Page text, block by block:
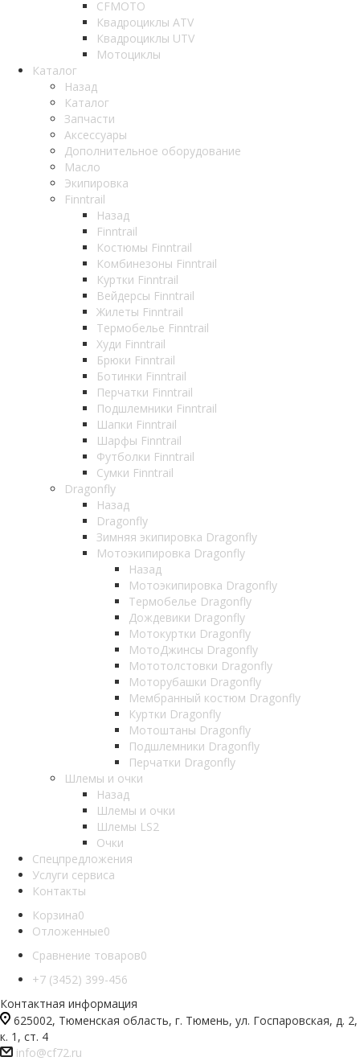
CFMOTO
Квадроциклы ATV
Квадроциклы UTV
Мотоциклы
Каталог
Назад
Каталог
Запчасти
Аксессуары
Дополнительное оборудование
Масло
Экипировка
Finntrail
Назад
Finntrail
Костюмы Finntrail
Комбинезоны Finntrail
Куртки Finntrail
Вейдерсы Finntrail
Жилеты Finntrail
Термобелье Finntrail
Худи Finntrail
Брюки Finntrail
Ботинки Finntrail
Перчатки Finntrail
Подшлемники Finntrail
Шапки Finntrail
Шарфы Finntrail
Футболки Finntrail
Сумки Finntrail
Dragonfly
Назад
Dragonfly
Зимняя экипировка Dragonfly
Мотоэкипировка Dragonfly
Назад
Мотоэкипировка Dragonfly
Термобелье Dragonfly
Дождевики Dragonfly
Мотокуртки Dragonfly
МотоДжинсы Dragonfly
Мототолстовки Dragonfly
Моторубашки Dragonfly
Мембранный костюм Dragonfly
Куртки Dragonfly
Мотоштаны Dragonfly
Подшлемники Dragonfly
Перчатки Dragonfly
Шлемы и очки
Назад
Шлемы и очки
Шлемы LS2
Очки
Спецпредложения
Услуги сервиса
Контакты
Корзина0
Отложенные0
Сравнение товаров0
+7 (3452) 399-456
Контактная информация
625002, Тюменская область, г. Тюмень, ул. Госпаровская, д. 2,
к. 1, ст. 4
info@cf72.ru